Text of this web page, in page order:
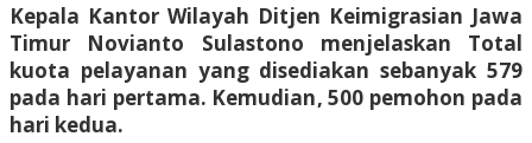
Kepala Kantor Wilayah Ditjen Keimigrasian Jawa
Timur Novianto Sulastono menjelaskan Total
kuota pelayanan yang disediakan sebanyak 579
pada hari pertama. Kemudian, 500 pemohon pada
hari kedua.